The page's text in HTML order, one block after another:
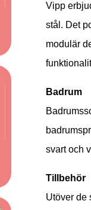
Vipp
stål. Det
modulär
Badrum
svart och
Tillbehör
Utöver de